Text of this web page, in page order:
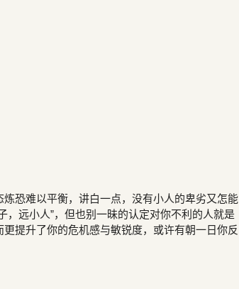
恐难以平衡，讲白一点，没有小人的卑劣又怎能
，远小人”，但也别一昧的认定对你不利的人就是
提升了你的危机感与敏锐度，或许有朝一日你反